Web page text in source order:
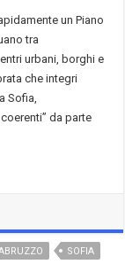
un Piano
tra
urbani, borghi e
che integri
Sofia,
da parte
SOFIA